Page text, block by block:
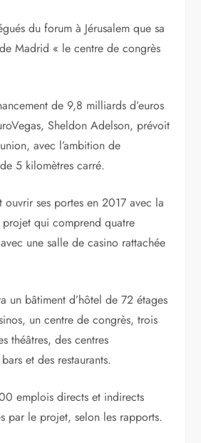
du forum à Jérusalem que sa
Madrid « le centre de congrès
de 9,8 milliards d’euros
Sheldon Adelson, prévoit
avec l’ambition de
5 kilomètres carré.
ouvrir ses portes en 2017 avec la
qui comprend quatre
une salle de casino rattachée
un bâtiment d’hôtel de 72 étages
un centre de congrès, trois
théâtres, des centres
et des restaurants.
emplois directs et indirects
par le projet, selon les rapports.